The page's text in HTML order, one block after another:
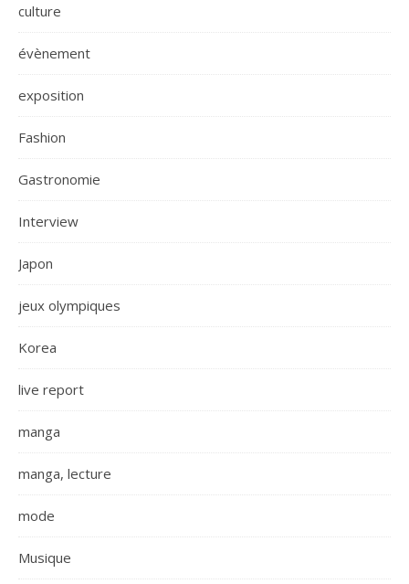
culture
évènement
exposition
Fashion
Gastronomie
Interview
Japon
jeux olympiques
Korea
live report
manga
manga, lecture
mode
Musique